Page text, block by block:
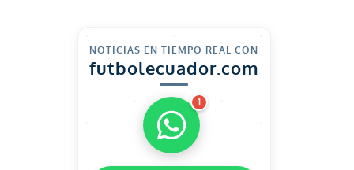
NOTICIAS EN TIEMPO REAL CON
futbolecuador.com
1